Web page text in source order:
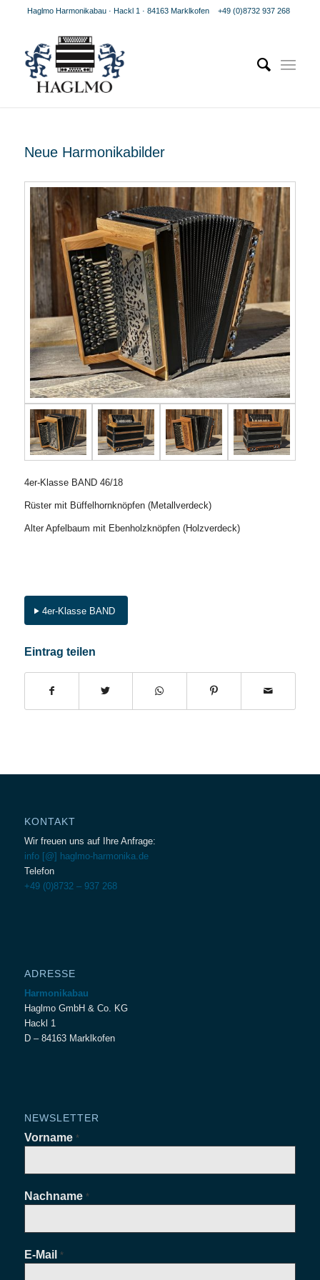
Haglmo Harmonikabau · Hackl 1 · 84163 Marklkofen+49 (0)8732 937 268
Neue Harmonikabilder
4er-Klasse BAND 46/18
Rüster mit Büffelhornknöpfen (Metallverdeck)
Alter Apfelbaum mit Ebenholzknöpfen (Holzverdeck)
4er-Klasse BAND
Eintrag teilen
KONTAKT
Wir freuen uns auf Ihre Anfrage:
info [@] haglmo-harmonika.de
Telefon
+49 (0)8732 – 937 268
ADRESSE
Harmonikabau
Haglmo GmbH & Co. KG
Hackl 1
D – 84163 Marklkofen
NEWSLETTER
Vorname *
Nachname *
E-Mail *